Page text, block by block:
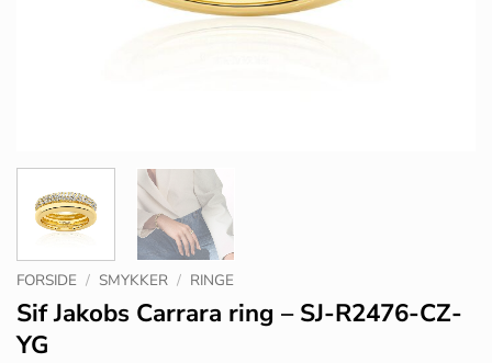
FORSIDE / SMYKKER / RINGE
Sif Jakobs Carrara ring – SJ-R2476-CZ-
YG